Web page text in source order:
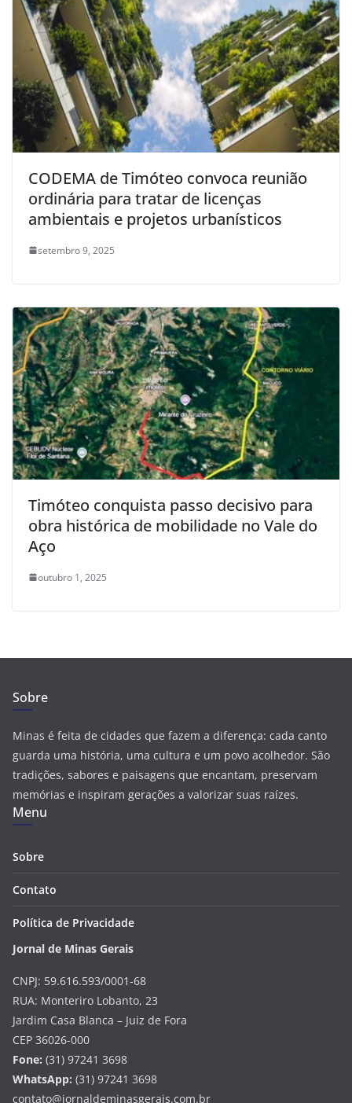
CODEMA de Timóteo convoca reunião
ordinária para tratar de licenças
ambientais e projetos urbanísticos
setembro 9, 2025
Timóteo conquista passo decisivo para
obra histórica de mobilidade no Vale do
Aço
outubro 1, 2025
Sobre
Minas é feita de cidades que fazem a diferença: cada canto
guarda uma história, uma cultura e um povo acolhedor. São
tradições, sabores e paisagens que encantam, preservam
memórias e inspiram gerações a valorizar suas raízes.
Menu
Sobre
Contato
Política de Privacidade
Jornal de Minas Gerais
CNPJ: 59.616.593/0001-68
RUA: Monteriro Lobanto, 23
Jardim Casa Blanca – Juiz de Fora
CEP 36026-000
Fone: (31) 97241 3698
WhatsApp: (31) 97241 3698
contato@jornaldeminasgerais.com.br